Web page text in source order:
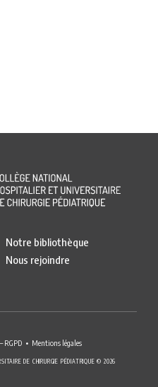
Notre bibliothèque
Nous rejoindre
RGPD Mentions légales
DE CHIRURGIE PÉDIATRIQUE © 2026